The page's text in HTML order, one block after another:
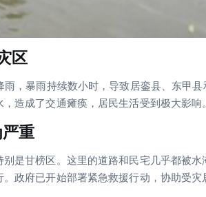
区
，暴雨持续数小时，导致居銮县、东甲县
造成了交通瘫痪，居民生活受到极大影响
重
是甘榜区。这里的道路和民宅几乎都被
政府已开始部署紧急救援行动，协助受灾